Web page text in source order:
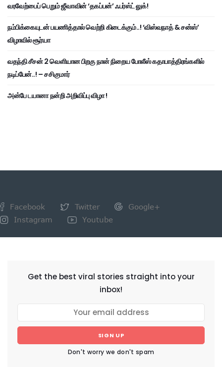
வரவேற்பைப் பெறும் ஜீவாவின் ‘தகப்பன்’ ஃபர்ஸ்ட் லுக்!
நம்பிக்கையுடன் பயணித்தால் வெற்றி கிடைக்கும்..! ‘விஸ்வநாத் & சன்ஸ்’
விழாவில் சூர்யா
வதந்தி சீசன் 2 வெளியான பிறகு நான் நிறைய போலீஸ் கதாபாத்திரங்களில்
நடிப்பேன்..! – சசிகுமார்
அன்பே டயானா நன்றி அறிவிப்பு விழா !
Facebook Twitter
Google+
Instagram
Youtube
Get the best viral stories straight into your
inbox!
SIGN UP
Don't worry we don't spam